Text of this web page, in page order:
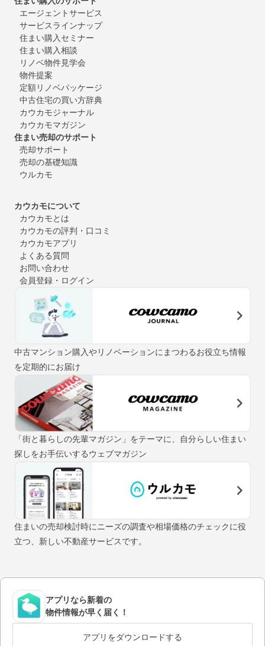
エージェントサービス
サービスラインナップ
住まい購入セミナー
住まい購入相談
リノベ物件見学会
物件提案
定額リノベパッケージ
中古住宅の買い方辞典
カウカモジャーナル
カウカモマガジン
住まい売却のサポート
売却サポート
売却の基礎知識
ウルカモ
カウカモについて
カウカモとは
カウカモの評判・口コミ
カウカモアプリ
よくある質問
お問い合わせ
会員登録・ログイン
中古マンション購入やリノベーションにまつわるお役立ち情報
を定期的にお届け
「街と暮らしの先輩マガジン」をテーマに、自分らしい住まい
探しをお手伝いするウェブマガジン
住まいの売却検討時にニーズの調査や相場価格のチェックに役
立つ、新しい不動産サービスです。
アプリなら新着の
物件情報が早く届く！
アプリをダウンロードする